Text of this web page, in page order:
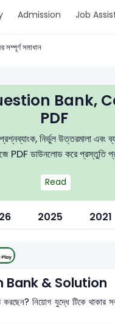
Admission Job
সম্পূর্ণ সমাধান
Bank,
PDF
নির্ভুল উত্তরমালা এবং
PDF ডাউনলোড করে প্রস্তুতি
Read
2025 2021
Bank & Solution
নিয়োগ যুদ্ধে টিকে থাকার